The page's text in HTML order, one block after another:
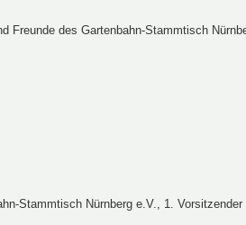
des Gartenbahn-Stammtisch
Stammtisch Nürnberg e.V., 1. Vorsitzender